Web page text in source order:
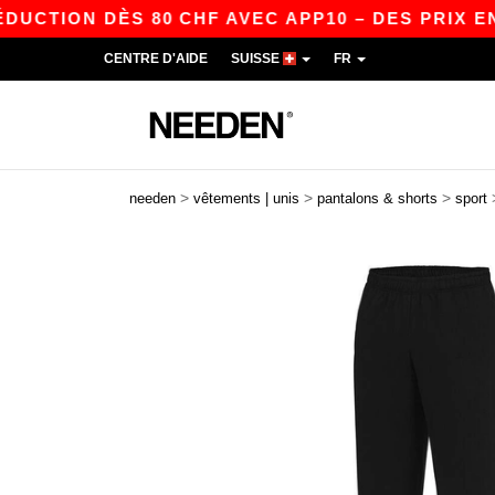
DÈS 80 CHF AVEC APP10 – DES PRIX
CENTRE D'AIDE SUISSE FR
needen > vêtements | unis > pantalons & shorts > sport